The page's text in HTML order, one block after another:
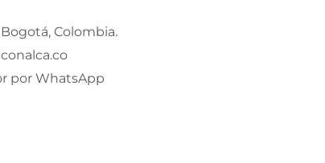
Colombia.
por WhatsApp